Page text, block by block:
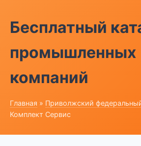
Бесплатный
промышленных
компаний
Главная » Приволжский
Комплект Сервис